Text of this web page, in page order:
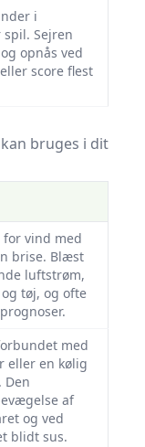
i
Sejren
opnås ved
score flest
bruges i dit
for vind med
brise. Blæst
luftstrøm,
tøj, og ofte
med
eller en kølig
Den
af
og ved
blidt sus.